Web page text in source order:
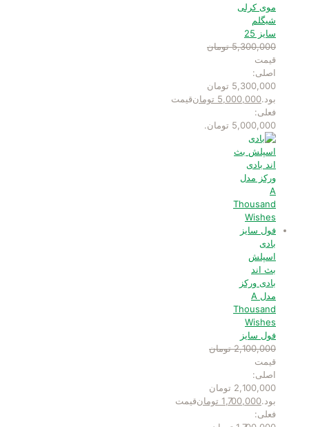
موی کرلی
شیگلم
سایز 25
5,300,000 تومان
قیمت
اصلی:
5,300,000 تومان
بود.5,000,000 تومانقیمت
فعلی:
5,000,000 تومان.
بادی
اسپلش
بث اند
بادی ورکز
مدل A
Thousand
Wishes
فول سایز
2,100,000 تومان
قیمت
اصلی:
2,100,000 تومان
بود.1,700,000 تومانقیمت
فعلی: